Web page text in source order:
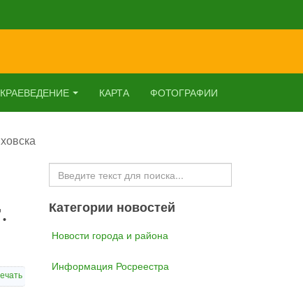
КРАЕВЕДЕНИЕ КАРТА ФОТОГРАФИИ
Искать...
Категории новостей
Новости города и района
Информация Росреестра